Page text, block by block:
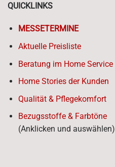
QUICKLINKS
MESSETERMINE
Aktuelle Preisliste
Beratung im Home Service
Home Stories der Kunden
Qualität & Pflegekomfort
Bezugsstoffe & Farbtöne
(Anklicken und auswählen)